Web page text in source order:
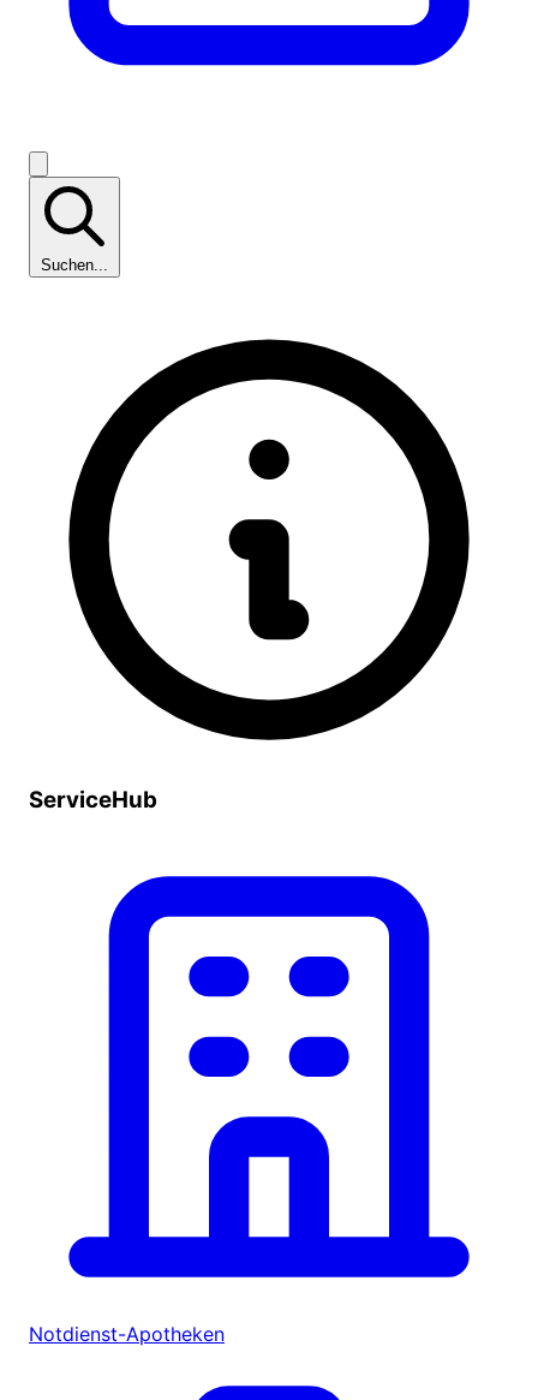
Suchen...
ServiceHub
Notdienst-Apotheken